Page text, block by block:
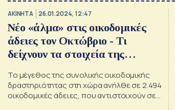
ΑΚΙΝΗΤΑ 26.01.2024, 12:47
Νέο «άλμα» στις οικοδομικές
άδειες τον Οκτώβριο - Τι
δείχνουν τα στοιχεία της
Το μέγεθος της συνολικής οικοδομικής
δραστηριότητας στη χώρα ανήλθε σε 2.494
οικοδομικές άδειες, που αντιστοιχούν σε